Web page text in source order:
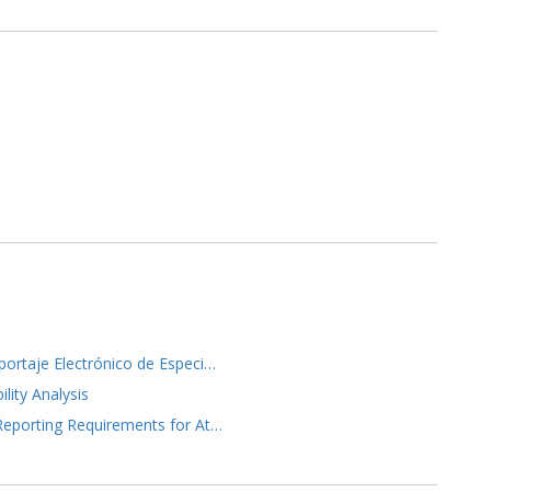
Electrónico de Especi…
Analysis
Requirements for At…